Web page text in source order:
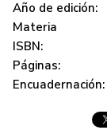
Año de edición:
Materia
ISBN:
Páginas:
Encuadernación: